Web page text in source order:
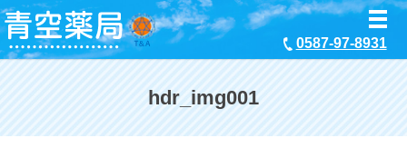
0587-97-8931
メ
hdr_img001